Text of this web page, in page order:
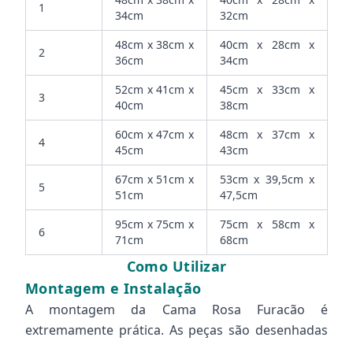
1
34cm
32cm
2
48cm x 38cm x
36cm
40cm x 28cm x
34cm
3
52cm x 41cm x
40cm
45cm x 33cm x
38cm
4
60cm x 47cm x
45cm
48cm x 37cm x
43cm
5
67cm x 51cm x
51cm
53cm x 39,5cm x
47,5cm
6
95cm x 75cm x
71cm
75cm x 58cm x
68cm
Como Utilizar
Montagem e Instalação
A montagem da Cama Rosa Furacão é
extremamente prática. As peças são desenhadas